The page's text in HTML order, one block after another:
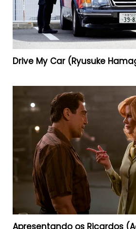
Drive My Car (Ryusuke
Apresentando os Ricardos